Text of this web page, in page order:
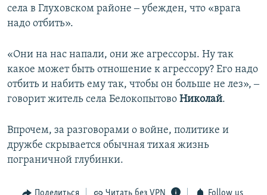
села в Глуховском районе ‒ убежден, что «врага
надо отбить».
«Они на нас напали, они же агрессоры. Ну так
какое может быть отношение к агрессору? Его надо
отбить и набить ему так, чтобы он больше не лез», ‒
говорит житель села Белокопытово Николай.
Впрочем, за разговорами о войне, политике и
дружбе скрывается обычная тихая жизнь
пограничной глубинки.